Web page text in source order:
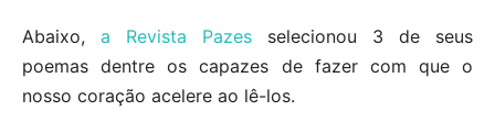
Abaixo, a Revista Pazes selecionou 3 de seus
poemas dentre os capazes de fazer com que o
nosso coração acelere ao lê-los.